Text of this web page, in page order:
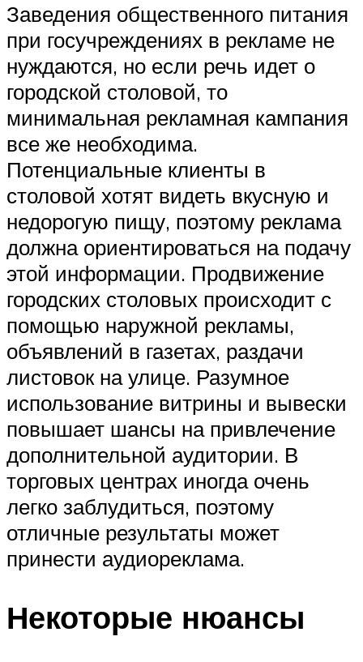
Заведения общественного питания
при госучреждениях в рекламе не
нуждаются, но если речь идет о
городской столовой, то
минимальная рекламная кампания
все же необходима.
Потенциальные клиенты в
столовой хотят видеть вкусную и
недорогую пищу, поэтому реклама
должна ориентироваться на подачу
этой информации. Продвижение
городских столовых происходит с
помощью наружной рекламы,
объявлений в газетах, раздачи
листовок на улице. Разумное
использование витрины и вывески
повышает шансы на привлечение
дополнительной аудитории. В
торговых центрах иногда очень
легко заблудиться, поэтому
отличные результаты может
принести аудиореклама.
Некоторые нюансы